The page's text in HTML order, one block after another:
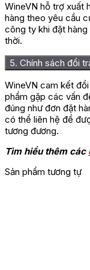
WineVN hỗ trợ xuất
hàng theo yêu cầu
công ty khi đặt
thời.
5. Chính sách đổi
WineVN cam kết
phẩm gặp các vấn
đúng như đơn đặt
có thể liên hệ để
tương đương.
Tìm hiểu thêm các
Sản phẩm tương tự